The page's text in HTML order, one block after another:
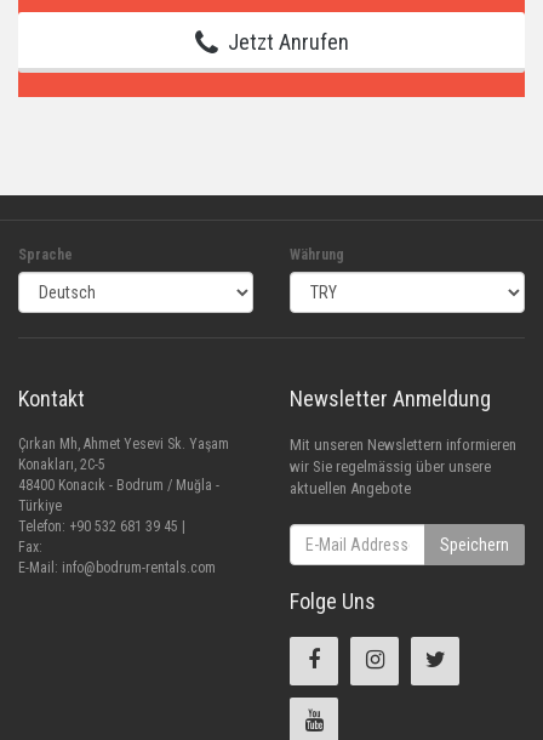
Jetzt Anrufen
Sprache Währung
Kontakt
Çırkan Mh, Ahmet Yesevi Sk. Yaşam
Konakları, 2C-5
48400 Konacık - Bodrum / Muğla -
Türkiye
Telefon: +90 532 681 39 45 |
Fax:
E-Mail: info@bodrum-rentals.com
Newsletter Anmeldung
Mit unseren Newslettern informieren
wir Sie regelmässig über unsere
aktuellen Angebote
Speichern
Folge Uns